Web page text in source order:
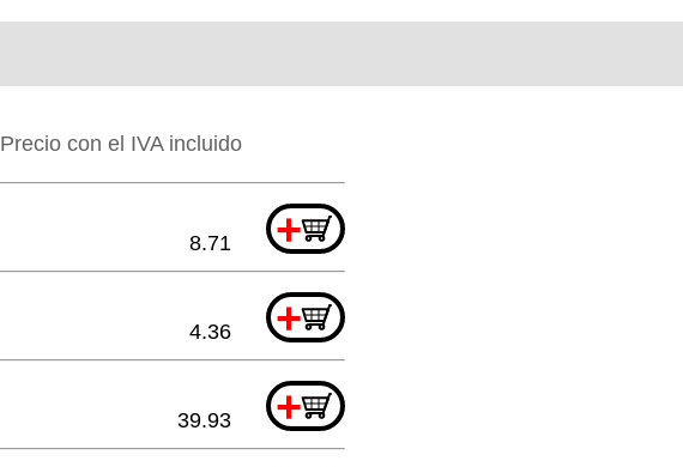
Precio con el IVA incluido
+
8.71
+
4.36
+
39.93